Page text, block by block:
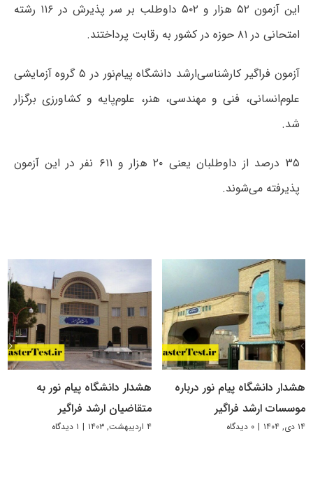
این آزمون ۵۲ هزار و ۵۰۲ داوطلب بر سر پذیرش در ۱۱۶ رشته
امتحانی در ۸۱ حوزه در کشور به رقابت پرداختند.
آزمون فراگیر کارشناسی‌ارشد دانشگاه پیام‌نور در ۵ گروه آزمایشی
علوم‌انسانی، فنی و مهندسی، هنر، علوم‌پایه و کشاورزی برگزار
شد.
۳۵ درصد از داوطلبان یعنی ۲۰ هزار و ۶۱۱ نفر در این آزمون
پذیرفته می‌شوند.
هشدار دانشگاه پیام نور درباره
موسسات ارشد فراگیر
۱۴ دی, ۱۴۰۴ | ۰ دیدگاه
هشدار دانشگاه پیام نور به
متقاضیان ارشد فراگیر
۴ اردیبهشت, ۱۴۰۳ | ۱ دیدگاه